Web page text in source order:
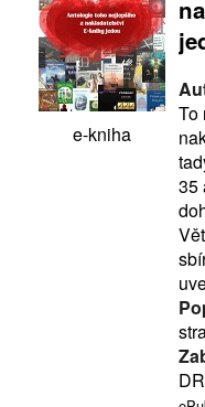
e-kniha
To
35